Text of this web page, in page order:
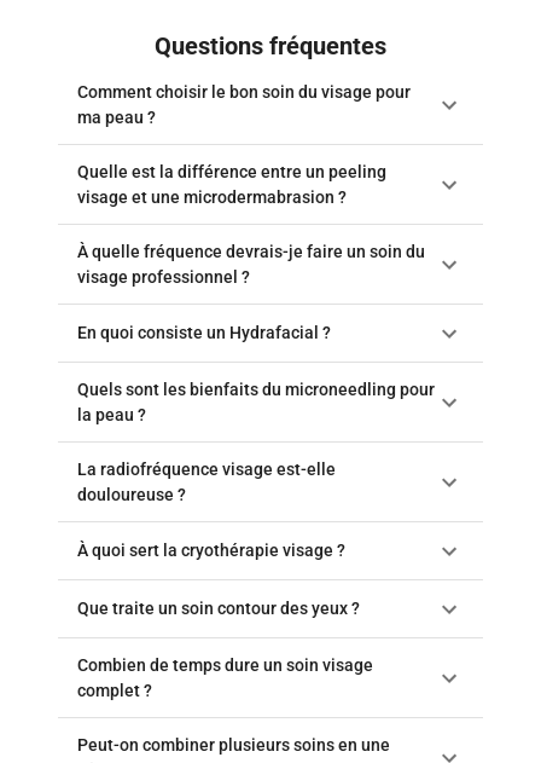
Questions fréquentes
Comment choisir le bon soin du visage pour
ma peau ?
Quelle est la différence entre un peeling
visage et une microdermabrasion ?
À quelle fréquence devrais-je faire un soin du
visage professionnel ?
En quoi consiste un Hydrafacial ?
Quels sont les bienfaits du microneedling pour
la peau ?
La radiofréquence visage est-elle
douloureuse ?
À quoi sert la cryothérapie visage ?
Que traite un soin contour des yeux ?
Combien de temps dure un soin visage
complet ?
Peut-on combiner plusieurs soins en une